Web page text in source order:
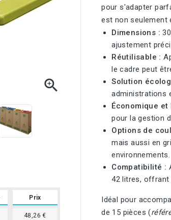

Prix
48,26 €
pour s'adapter
est non seulement
Dimensions :
ajustement
Réutilisable :
le cadre peut
Solution
administrations
Économique et
pour la gestion
Options de
mais aussi en
environnements.
Compatibilité :
42 litres, offrant
Idéal pour
de 15 pièces (